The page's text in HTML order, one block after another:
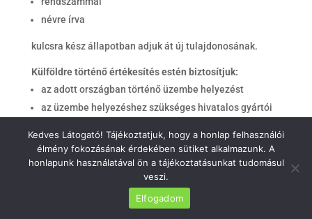
névre írva
kulcsra kész állapotban adjuk át új tulajdonosának.
Külföldre történő értékesítés estén biztosítjuk:
az adott országban történő üzembe helyezést
az üzembe helyezéshez szükséges hivatalos gyártói
melynek költsége 100.000,- Ft.
Áraink az Áfát nem tartalmazzák!
Kedves Látogató! Tájékoztatjuk, hogy a honlap felhasználói
élmény fokozásának érdekében sütiket alkalmazunk. A
honlapunk használatával ön a tájékoztatásunkat tudomásul
veszi.
Elfogadom